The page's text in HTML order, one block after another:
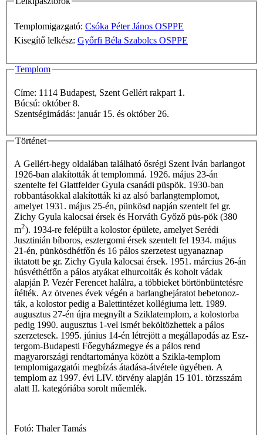
Templomigazgató: Csóka Péter János OSPPE
Kisegítő lelkész: Győrfi Béla Szabolcs OSPPE
Templom
Címe: 1114 Budapest, Szent Gellért rakpart 1.
Búcsú: október 8.
Szentségimádás: január 15. és október 26.
Történet
A Gellért-hegy oldalában található ősrégi Szent Iván barlangot
1926-ban alakították át templommá. 1926. május 23-án
szentelte fel Glattfelder Gyula csanádi püspök. 1930-ban
robbantásokkal alakították ki az alsó barlangtemplomot,
amelyet 1931. május 25-én, pünkösd napján szentelt fel gr.
Zichy Gyula kalocsai érsek és Horváth Győző püs-pök (380
m2). 1934-re felépült a kolostor épülete, amelyet Serédi
Jusztinián bíboros, esztergomi érsek szentelt fel 1934. május
21-én, pünkösdhétfőn és 16 pálos szerzetest ugyanaznap
iktatott be gr. Zichy Gyula kalocsai érsek. 1951. március 26-án
húsvéthétfőn a pálos atyákat elhurcolták és koholt vádak
alapján P. Vezér Ferencet halálra, a többieket börtönbüntetésre
ítélték. Az ötvenes évek végén a barlangbejáratot bebetonoz-
ták, a kolostor pedig a Balettintézet kollégiuma lett. 1989.
augusztus 27-én újra megnyílt a Sziklatemplom, a kolostorba
pedig 1990. augusztus 1-vel ismét beköltözhettek a pálos
szerzetesek. 1995. június 14-én létrejött a megállapodás az Esz­
tergom-Budapesti Főegyházmegye és a pálos rend
magyarországi rendtartománya között a Szikla-templom
templomigazgatói megbízás átadása-átvétele ügyében. A
templom az 1997. évi LIV. törvény alapján 15 101. törzsszám
alatt II. kategóriába sorolt műemlék.
Fotó: Thaler Tamás